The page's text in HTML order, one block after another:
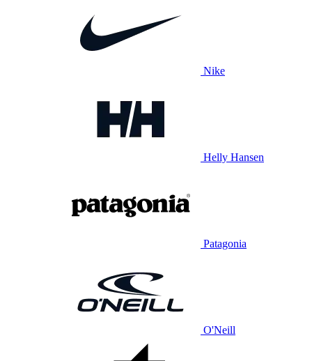
Nike
Helly Hansen
Patagonia
O'Neill